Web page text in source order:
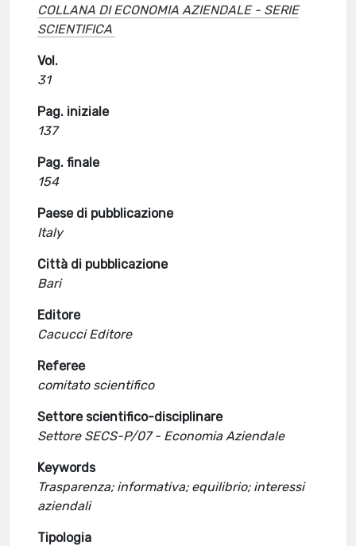
COLLANA DI ECONOMIA AZIENDALE - SERIE
SCIENTIFICA
Vol.
31
Pag. iniziale
137
Pag. finale
154
Paese di pubblicazione
Italy
Città di pubblicazione
Bari
Editore
Cacucci Editore
Referee
comitato scientifico
Settore scientifico-disciplinare
Settore SECS-P/07 - Economia Aziendale
Keywords
Trasparenza; informativa; equilibrio; interessi
aziendali
Tipologia